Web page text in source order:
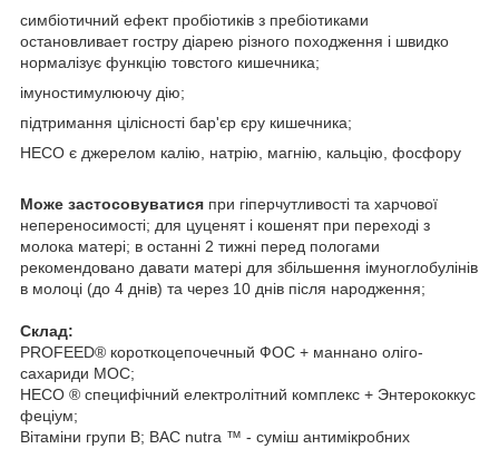
симбіотичний ефект пробіотиків з пребіотиками
остановливает гостру діарею різного походження і швидко
нормалізує функцію товстого кишечника;
імуностимулюючу дію;
підтримання цілісності бар'єр єру кишечника;
НЕСО є джерелом калію, натрію, магнію, кальцію, фосфору
Може застосовуватися при гіперчутливості та харчової
непереносимості; для цуценят і кошенят при переході з
молока матері; в останні 2 тижні перед пологами
рекомендовано давати матері для збільшення імуноглобулінів
в молоці (до 4 днів) та через 10 днів після народження;
Склад:
PROFEED® короткоцепочечный ФОС + маннано оліго-
сахариди МОС;
НЕСО ® специфічний електролітний комплекс + Энтерококкус
феціум;
Вітаміни групи В; BAC nutra ™ - суміш антимікробних